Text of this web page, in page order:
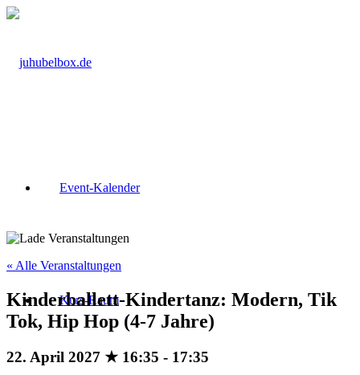
Event-Kalender
Kurs-Raum
« Alle Veranstaltungen
Kinderballett-Kindertanz: Modern, Tik
Tok, Hip Hop (4-7 Jahre)
22. April 2027 ★ 16:35 - 17:35